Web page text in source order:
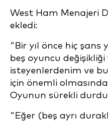
West Ham Menajeri
ekledi:
"Bir yıl önce hiç şans
beş oyuncu
isteyenlerdenim ve
için önemli
Oyunun sürekli
"Eğer (beş ayrı